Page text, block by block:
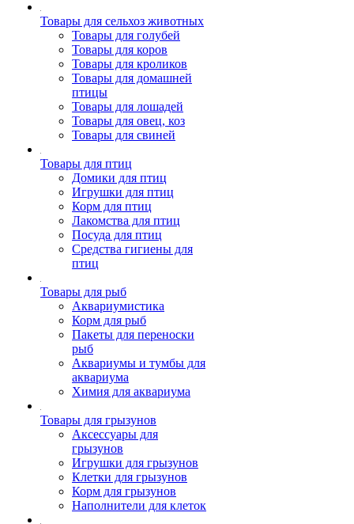
Товары для сельхоз животных
Товары для голубей
Товары для коров
Товары для кроликов
Товары для домашней
птицы
Товары для лошадей
Товары для овец, коз
Товары для свиней
Товары для птиц
Домики для птиц
Игрушки для птиц
Корм для птиц
Лакомства для птиц
Посуда для птиц
Средства гигиены для
птиц
Товары для рыб
Аквариумистика
Корм для рыб
Пакеты для переноски
рыб
Аквариумы и тумбы для
аквариума
Химия для аквариума
Товары для грызунов
Аксессуары для
грызунов
Игрушки для грызунов
Клетки для грызунов
Корм для грызунов
Наполнители для клеток